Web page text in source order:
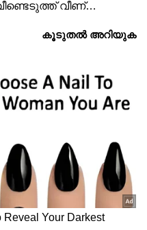
2.5 ലക്ഷത്തിന്റെ രേഖയിൽ
എംപ്ലോയിസ് കോപ്പറേറ്റീവ്
പേർ പ്രതികൾ